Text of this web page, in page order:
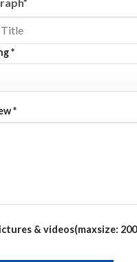
*
*
& videos(maxsize: